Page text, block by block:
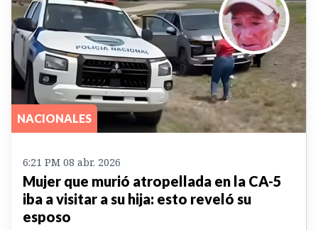
NACIONALES
6:21 PM 08 abr. 2026
Mujer que murió atropellada en la CA-5
iba a visitar a su hija: esto reveló su
esposo